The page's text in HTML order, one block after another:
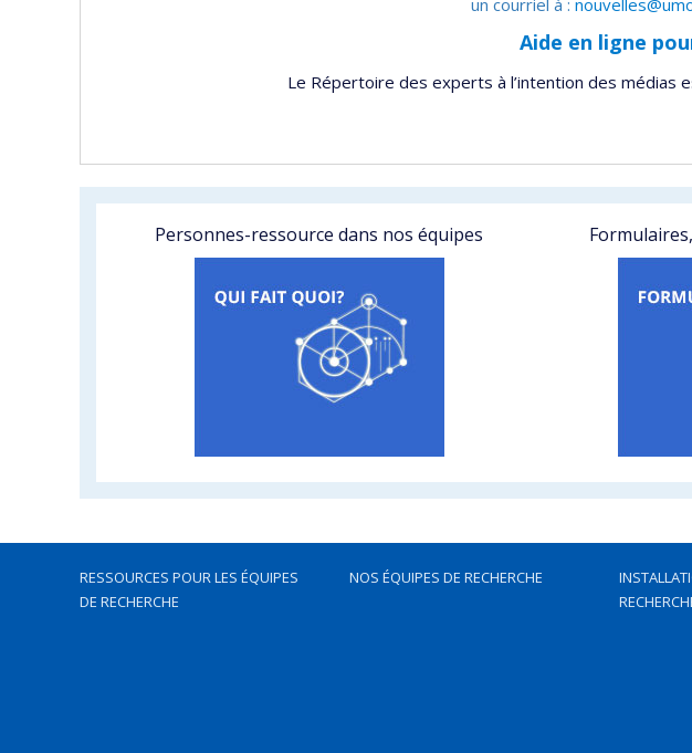
Aide en ligne
Le Répertoire des experts à l’intention des médias
Personnes-ressource dans nos équipes
RESSOURCES POUR LES ÉQUIPES
DE RECHERCHE
NOS ÉQUIPES DE RECHERCHE